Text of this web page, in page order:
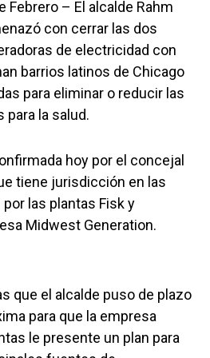
Febrero – El alcalde Rahm
con cerrar las dos
de electricidad con
barrios latinos de Chicago
para eliminar o reducir las
la salud.
hoy por el concejal
tiene jurisdicción en las
las plantas Fisk y
Midwest Generation.
que el alcalde puso de plazo
para que la empresa
le presente un plan para